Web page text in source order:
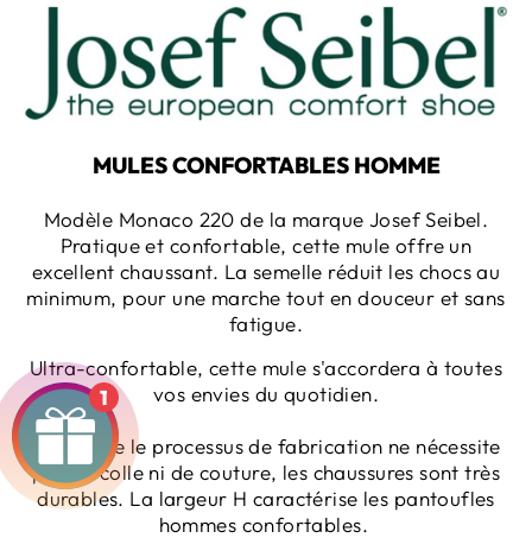
MULES CONFORTABLES HOMME
Modèle Monaco 220 de la marque Josef Seibel.
Pratique et confortable, cette mule offre un
excellent chaussant. La semelle réduit les chocs au
minimum, pour une marche tout en douceur et sans
fatigue.
Ultra-confortable, cette mule s'accordera à toutes
vos envies du quotidien.
Comme le le processus de fabrication ne nécessite
pas de colle ni de couture, les chaussures sont très
durables. La largeur H caractérise les pantoufles
hommes confortables.
1